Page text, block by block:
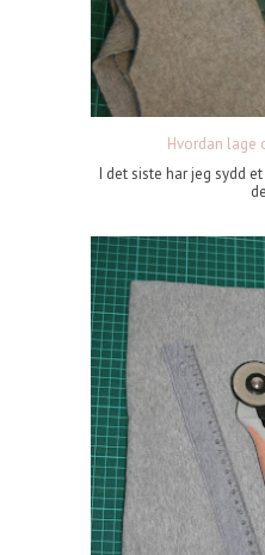
Hvordan lage
I det siste har jeg sydd